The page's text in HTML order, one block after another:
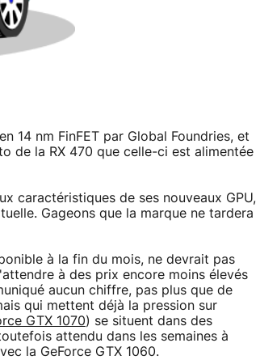
14 nm FinFET par Global Foundries, et
de la RX 470 que celle-ci est alimentée
caractéristiques de ses nouveaux GPU,
Gageons que la marque ne tardera
à la fin du mois, ne devrait pas
à des prix encore moins élevés
aucun chiffre, pas plus que de
qui mettent déjà la pression sur
GTX 1070) se situent dans des
attendu dans les semaines à
la GeForce GTX 1060.